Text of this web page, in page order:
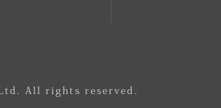
All rights reserved.